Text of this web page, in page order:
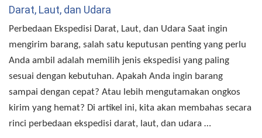
Darat, Laut, dan Udara
Perbedaan Ekspedisi Darat, Laut, dan Udara Saat ingin
mengirim barang, salah satu keputusan penting yang perlu
Anda ambil adalah memilih jenis ekspedisi yang paling
sesuai dengan kebutuhan. Apakah Anda ingin barang
sampai dengan cepat? Atau lebih mengutamakan ongkos
kirim yang hemat? Di artikel ini, kita akan membahas secara
rinci perbedaan ekspedisi darat, laut, dan udara …